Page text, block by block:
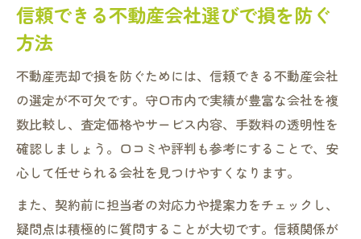
信頼できる不動産会社選びで損を防ぐ
方法
不動産売却で損を防ぐためには、信頼できる不動産会社
の選定が不可欠です。守口市内で実績が豊富な会社を複
数比較し、査定価格やサービス内容、手数料の透明性を
確認しましょう。口コミや評判も参考にすることで、安
心して任せられる会社を見つけやすくなります。
また、契約前に担当者の対応力や提案力をチェックし、
疑問点は積極的に質問することが大切です。信頼関係が